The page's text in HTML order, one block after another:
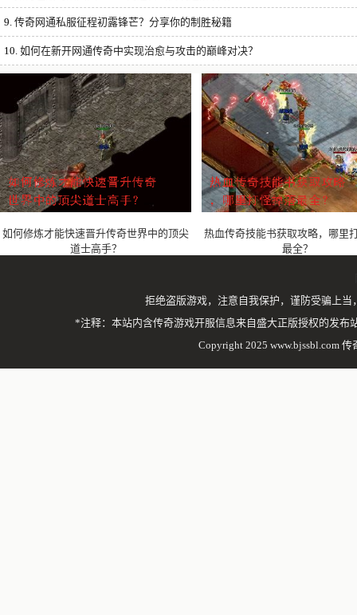
9. 传奇网通私服征程初露锋芒？分享你的制胜秘籍
10. 如何在新开网通传奇中实现治愈与攻击的巅峰对决？
如何修炼才能快速晋升传奇世界中的顶尖
道士高手？
热血传奇技能书获取攻略，哪里
最全？
拒绝盗版游戏，注意自我保护，谨防受骗上
*注释：本站内含传奇游戏开服信息来自盛大正版授权的发
Copyright 2025 www.bjssbl.com